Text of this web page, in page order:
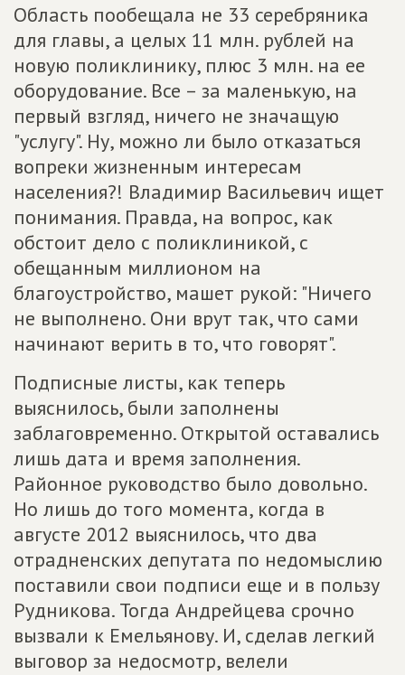
Область пообещала не 33 серебряника
для главы, а целых 11 млн. рублей на
новую поликлинику, плюс 3 млн. на ее
оборудование. Все – за маленькую, на
первый взгляд, ничего не значащую
"услугу". Ну, можно ли было отказаться
вопреки жизненным интересам
населения?! Владимир Васильевич ищет
понимания. Правда, на вопрос, как
обстоит дело с поликлиникой, с
обещанным миллионом на
благоустройство, машет рукой: "Ничего
не выполнено. Они врут так, что сами
начинают верить в то, что говорят".
Подписные листы, как теперь
выяснилось, были заполнены
заблаговременно. Открытой оставались
лишь дата и время заполнения.
Районное руководство было довольно.
Но лишь до того момента, когда в
августе 2012 выяснилось, что два
отрадненских депутата по недомыслию
поставили свои подписи еще и в пользу
Рудникова. Тогда Андрейцева срочно
вызвали к Емельянову. И, сделав легкий
выговор за недосмотр, велели